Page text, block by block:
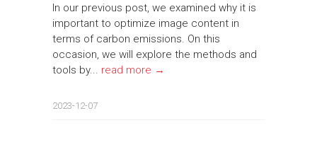
In our previous post, we examined why it is
important to optimize image content in
terms of carbon emissions. On this
occasion, we will explore the methods and
tools by... read more →
2023-12-07